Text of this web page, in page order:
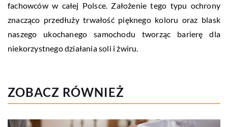
fachowców w całej Polsce. Założenie tego typu ochrony
znacząco przedłuży trwałość pięknego koloru oraz blask
naszego ukochanego samochodu tworząc barierę dla
niekorzystnego działania soli i żwiru.
ZOBACZ RÓWNIEŻ